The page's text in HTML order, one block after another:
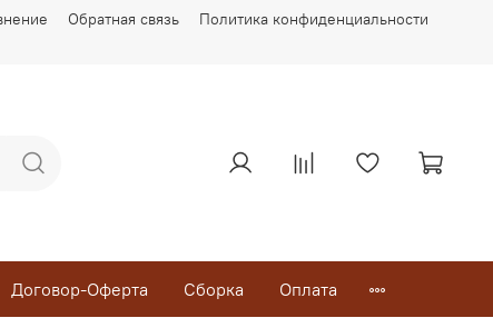
Обратная связь Политика конфиденциальности
Договор-Оферта Сборка Оплата